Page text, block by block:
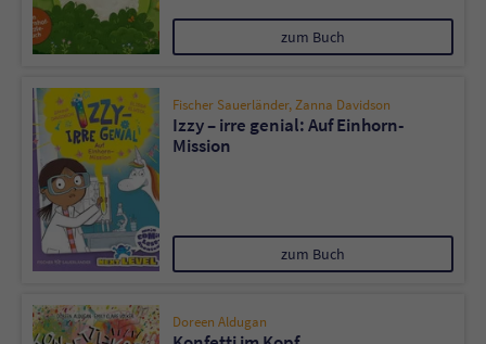
zum Buch
Fischer Sauerländer,Zanna Davidson
Izzy – irre genial: Auf Einhorn-
Mission
zum Buch
Doreen Aldugan